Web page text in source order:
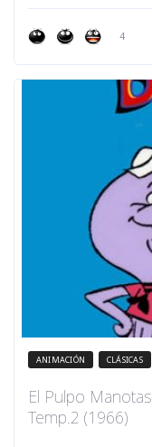
4
ANIMACIÓN CLÁSICAS
El Pulpo Manotas
Temp.2 (1966)